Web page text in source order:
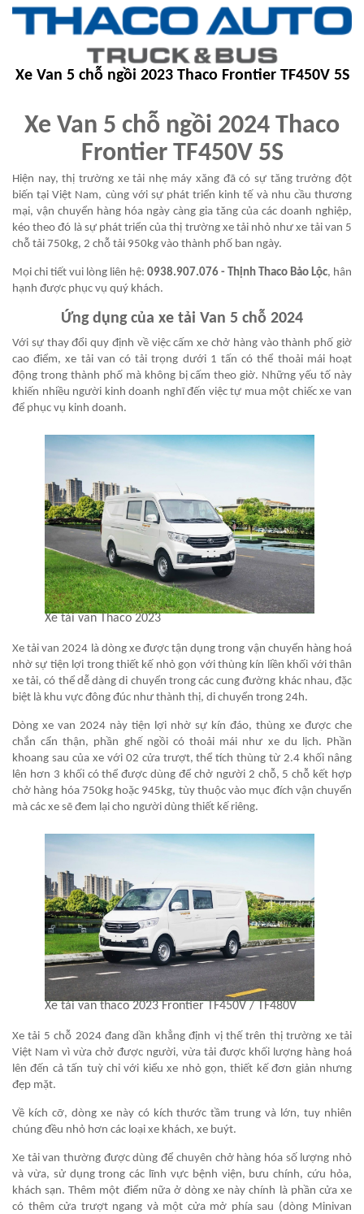
Xe Van 5 chỗ ngồi 2023 Thaco Frontier TF450V 5S
Xe Van 5 chỗ ngồi 2024 Thaco
Frontier TF450V 5S
Hiện nay, thị trường xe tải nhẹ máy xăng đã có sự tăng trưởng đột
biến tại Việt Nam, cùng với sự phát triển kinh tế và nhu cầu thương
mại, vận chuyển hàng hóa ngày càng gia tăng của các doanh nghiệp,
kéo theo đó là sự phát triển của thị trường xe tải nhỏ như xe tải van 5
chỗ tải 750kg, 2 chỗ tải 950kg vào thành phố ban ngày.
Mọi chi tiết vui lòng liên hệ: 0938.907.076 - Thịnh Thaco Bảo Lộc, hân
hạnh được phục vụ quý khách.
Ứng dụng của xe tải Van 5 chỗ 2024
Với sự thay đổi quy định về việc cấm xe chở hàng vào thành phố giờ
cao điểm, xe tải van có tải trọng dưới 1 tấn có thể thoải mái hoạt
động trong thành phố mà không bị cấm theo giờ. Những yếu tố này
khiến nhiều người kinh doanh nghĩ đến việc tự mua một chiếc xe van
để phục vụ kinh doanh.
Xe tải van Thaco 2023
Xe tải van 2024 là dòng xe được tận dụng trong vận chuyển hàng hoá
nhờ sự tiện lợi trong thiết kế nhỏ gọn với thùng kín liền khối với thân
xe tải, có thể dễ dàng di chuyển trong các cung đường khác nhau, đặc
biệt là khu vực đông đúc như thành thị, di chuyển trong 24h.
Dòng xe van 2024 này tiện lợi nhờ sự kín đáo, thùng xe được che
chắn cẩn thận, phần ghế ngồi có thoải mái như xe du lịch. Phần
khoang sau của xe với 02 cửa trượt, thể tích thùng từ 2.4 khối nâng
lên hơn 3 khối có thể được dùng để chở người 2 chỗ, 5 chỗ kết hợp
chở hàng hóa 750kg hoặc 945kg, tùy thuộc vào mục đích vận chuyển
mà các xe sẽ đem lại cho người dùng thiết kế riêng.
Xe tải van thaco 2023 Frontier TF450V / TF480V
Xe tải 5 chỗ 2024 đang dần khẳng định vị thế trên thị trường xe tải
Việt Nam vì vừa chở được người, vừa tải được khối lượng hàng hoá
lên đến cả tấn tuỳ chỉ với kiểu xe nhỏ gọn, thiết kế đơn giản nhưng
đẹp mặt.
Về kích cỡ, dòng xe này có kích thước tầm trung và lớn, tuy nhiên
chúng đều nhỏ hơn các loại xe khách, xe buýt.
Xe tải van thường được dùng để chuyên chở hàng hóa số lượng nhỏ
và vừa, sử dụng trong các lĩnh vực bệnh viện, bưu chính, cứu hỏa,
khách sạn. Thêm một điểm nữa ở dòng xe này chính là phần cửa xe
có thêm cửa trượt ngang và một cửa mở phía sau (dòng Minivan